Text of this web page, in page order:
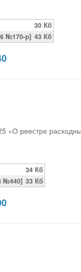
30 Кб
№170-р] 43 Кб
«О реестре
34 Кб
№440] 33 Кб